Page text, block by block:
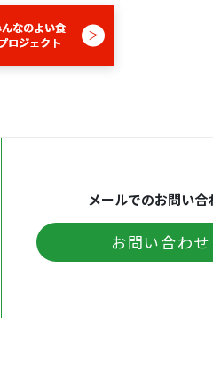
メールでのお問い合
お問い合わせ